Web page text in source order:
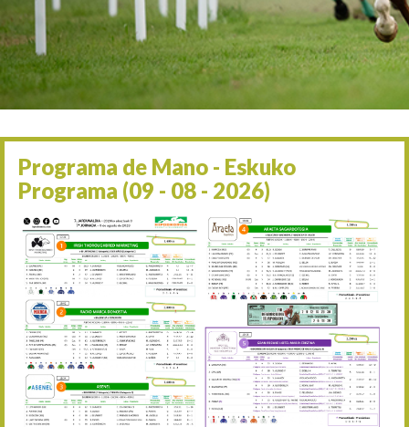
06/09 17:30 Irailaren 6a / 6 de
13/09 17:30 Irailaren 13a / 13 de
30/09 11:30 Irailaren 30a / 30 de
11/06 11:30
05/07 11:30 Uztailaren 5a / 5 de julio
12/07 11:30 Uztailaren 12a / 12 de
19/07 11:30 Uztailaren 19a / 19 de
25/07 11:30 Uztailaren 25a / 25 de
02/08 17:30 Abuztuaren 2a / 2 de
09/08 17:30 Abuztuaren 9a / 9 de
12/08 12:08 Abuztaren 12a / 12 de
Programa de Mano - Eskuko
Programa (09 - 08 - 2026)